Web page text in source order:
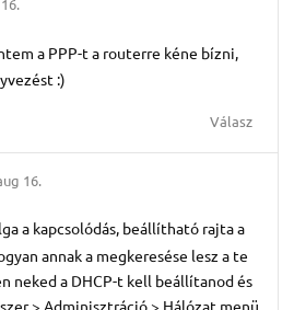
a PPP-t a routerre kéne bízni,
:)
Válasz
16.
a kapcsolódás, beállítható rajta a
annak a megkeresése lesz a te
neked a DHCP-t kell beállítanod és
> Adminisztráció > Hálózat menü